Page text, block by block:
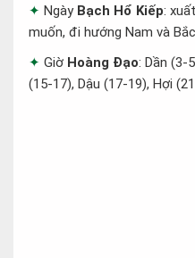
Ngày Bạch Hổ Kiếp:
muốn, đi hướng Nam và
Giờ Hoàng Đạo: Dần (3-
(15-17), Dậu (17-19), Hợi